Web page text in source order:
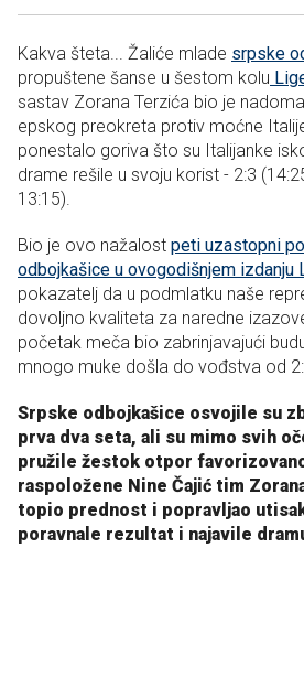
Kakva šteta... Žaliće mlade srpske
propuštene šanse u šestom kolu
sastav Zorana Terzića bio je
epskog preokreta protiv moćne
ponestalo goriva što su Italijanke
drame rešile u svoju korist - 2:3
13:15).
Bio je ovo nažalost peti uzastopni
odbojkašice u ovogodišnjem izdanju
pokazatelj da u podmlatku naše
dovoljno kvaliteta za naredne
početak meča bio zabrinjavajući
mnogo muke došla do vođstva od
Srpske odbojkašice osvojile su
prva dva seta, ali su mimo svih
pružile žestok otpor
raspoložene Nine Čajić tim
topio prednost i popravljao
poravnale rezultat i najavile